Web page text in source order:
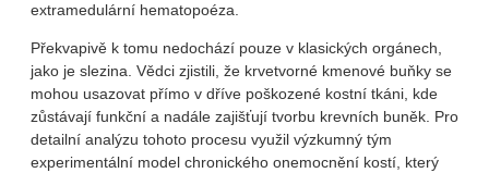
extramedulární hematopoéza.
Překvapivě k tomu nedochází pouze v klasických orgánech,
jako je slezina. Vědci zjistili, že krvetvorné kmenové buňky se
mohou usazovat přímo v dříve poškozené kostní tkáni, kde
zůstávají funkční a nadále zajišťují tvorbu krevních buněk. Pro
detailní analýzu tohoto procesu využil výzkumný tým
experimentální model chronického onemocnění kostí, který